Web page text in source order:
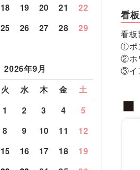
看
看
①ポ
②ホ
③イ
18 19 20 21
22
25 26 27 28
29
2026年9月
火 水 木 金
土
1
2 3 4
5
8 9 10 11
12
15 16 17 18
19